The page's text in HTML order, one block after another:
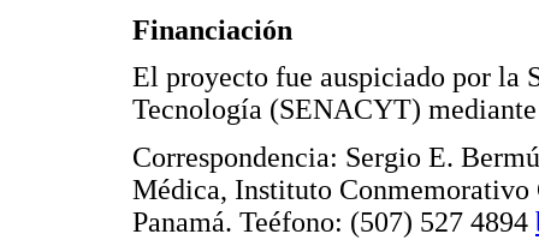
Financiación
El proyecto fue auspiciado por la
Tecnología (SENACYT)
Correspondencia: Sergio E.
Médica, Instituto Conmemorativo
Panamá. Teéfono: (507) 527 4894